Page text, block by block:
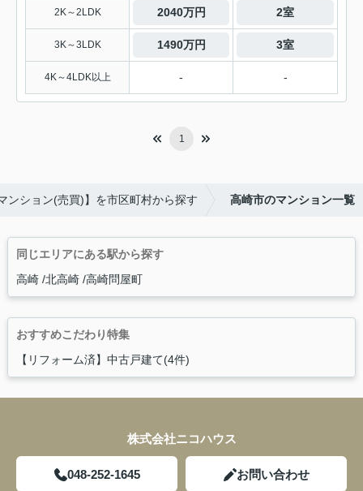
2K～2LDK 2040万円 2室
3K～3LDK 1490万円 3室
4K～4LDK以上 - -
1
ンション(売買)】を市区町村から探す 高崎市のマンション一覧
同じエリアにある駅から探す
高崎 北高崎 高崎問屋町
おすすめこだわり特集
【リフォーム済】中古戸建て(4件)
株式会社ニコハウス
048-252-1645 お問い合わせ